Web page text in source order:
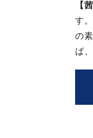
【
す
の
ば